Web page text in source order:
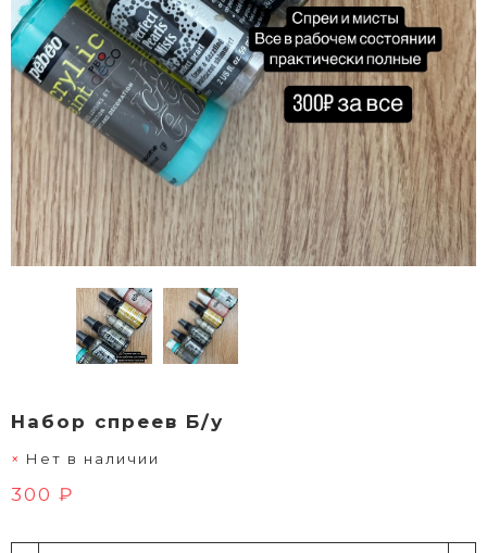
Набор спреев Б/у
Нет в наличии
300 ₽